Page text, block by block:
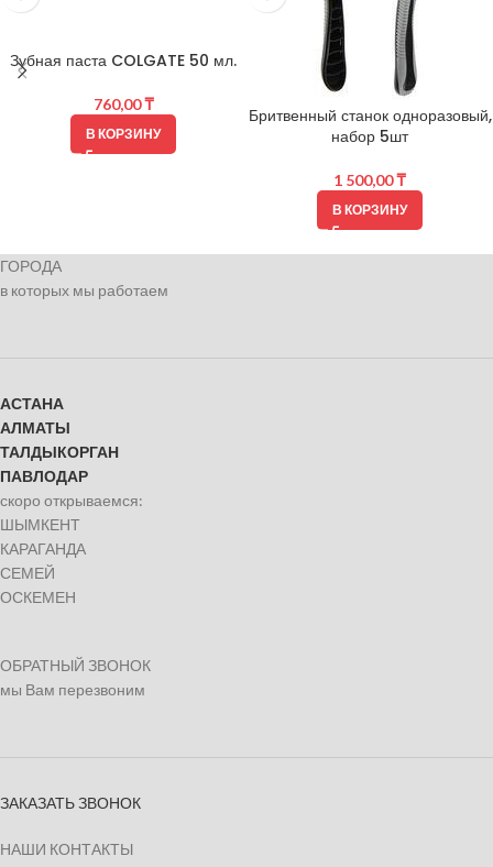
Зубная паста COLGATE 50 мл.
760,00₸
В КОРЗИНУ
Бритвенный станок одноразовый,
набор 5шт
1 500,00₸
В КОРЗИНУ
ГОРОДА
в которых мы работаем
АСТАНА
АЛМАТЫ
ТАЛДЫКОРГАН
ПАВЛОДАР
скоро открываемся:
ШЫМКЕНТ
КАРАГАНДА
СЕМЕЙ
ОСКЕМЕН
ОБРАТНЫЙ ЗВОНОК
мы Вам перезвоним
ЗАКАЗАТЬ ЗВОНОК
НАШИ КОНТАКТЫ